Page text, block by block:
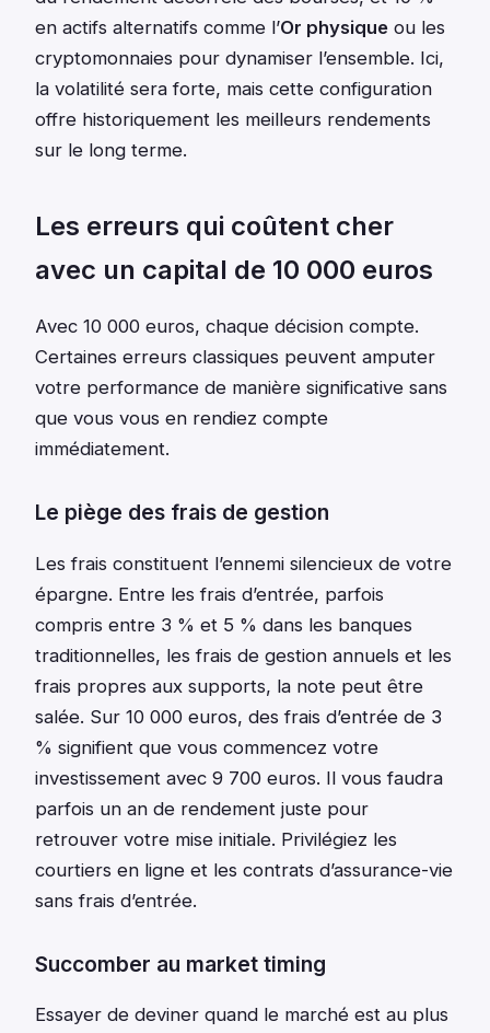
en actifs alternatifs comme l’Or physique ou les
cryptomonnaies pour dynamiser l’ensemble. Ici,
la volatilité sera forte, mais cette configuration
offre historiquement les meilleurs rendements
sur le long terme.
Les erreurs qui coûtent cher
avec un capital de 10 000 euros
Avec 10 000 euros, chaque décision compte.
Certaines erreurs classiques peuvent amputer
votre performance de manière significative sans
que vous vous en rendiez compte
immédiatement.
Le piège des frais de gestion
Les frais constituent l’ennemi silencieux de votre
épargne. Entre les frais d’entrée, parfois
compris entre 3 % et 5 % dans les banques
traditionnelles, les frais de gestion annuels et les
frais propres aux supports, la note peut être
salée. Sur 10 000 euros, des frais d’entrée de 3
% signifient que vous commencez votre
investissement avec 9 700 euros. Il vous faudra
parfois un an de rendement juste pour
retrouver votre mise initiale. Privilégiez les
courtiers en ligne et les contrats d’assurance-vie
sans frais d’entrée.
Succomber au market timing
Essayer de deviner quand le marché est au plus